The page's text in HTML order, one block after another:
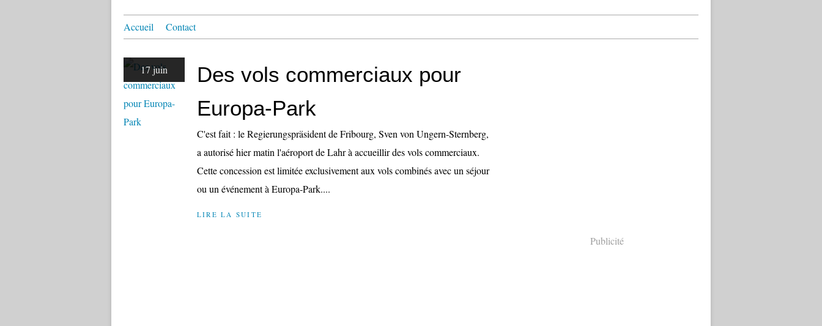
Accueil Contact
17 juin
Des vols commerciaux pour
Europa-Park
C'est fait : le Regierungspräsident de Fribourg, Sven von Ungern-Sternberg,
a autorisé hier matin l'aéroport de Lahr à accueillir des vols commerciaux.
Cette concession est limitée exclusivement aux vols combinés avec un séjour
ou un événement à Europa-Park....
LIRE LA SUITE
Publicité